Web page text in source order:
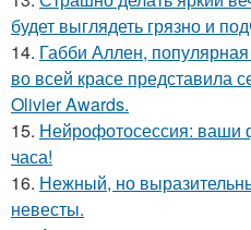
будет выглядеть грязно и
14. Габби Аллен,
во всей красе представила
Olivier Awards.
15. Нейрофотосессия: ваши
часа!
16. Нежный, но
невесты.